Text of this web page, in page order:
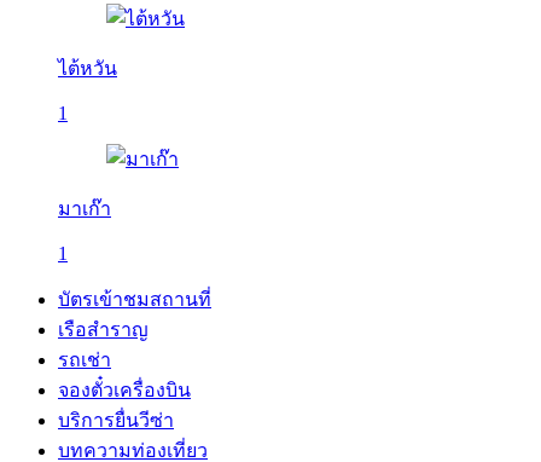
ไต้หวัน
1
มาเก๊า
1
บัตรเข้าชมสถานที่
เรือสำราญ
รถเช่า
จองตั๋วเครื่องบิน
บริการยื่นวีซ่า
บทความท่องเที่ยว